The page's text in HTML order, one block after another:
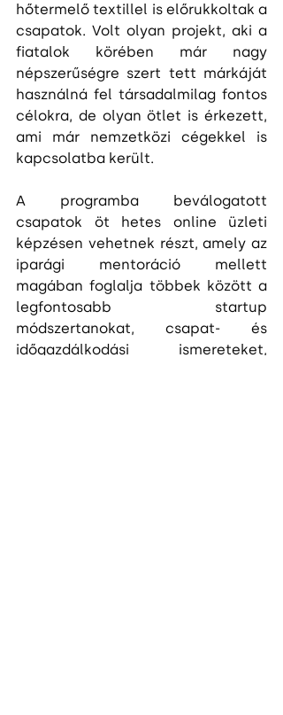
hőtermelő textillel is előrukkoltak a
csapatok. Volt olyan projekt, aki a
fiatalok körében már nagy
népszerűségre szert tett márkáját
használná fel társadalmilag fontos
célokra, de olyan ötlet is érkezett,
ami már nemzetközi cégekkel is
kapcsolatba került.
A programba beválogatott
csapatok öt hetes online üzleti
képzésen vehetnek részt, amely az
iparági mentoráció mellett
magában foglalja többek között a
legfontosabb startup
módszertanokat, csapat- és
időgazdálkodási ismereteket,